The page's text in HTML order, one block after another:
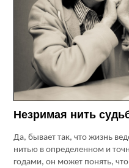
Незримая нить
Да, бывает так, что жизнь
нитью в определенном и
годами, он может понять,